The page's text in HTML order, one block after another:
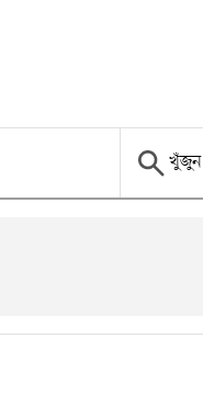
খুঁজুন